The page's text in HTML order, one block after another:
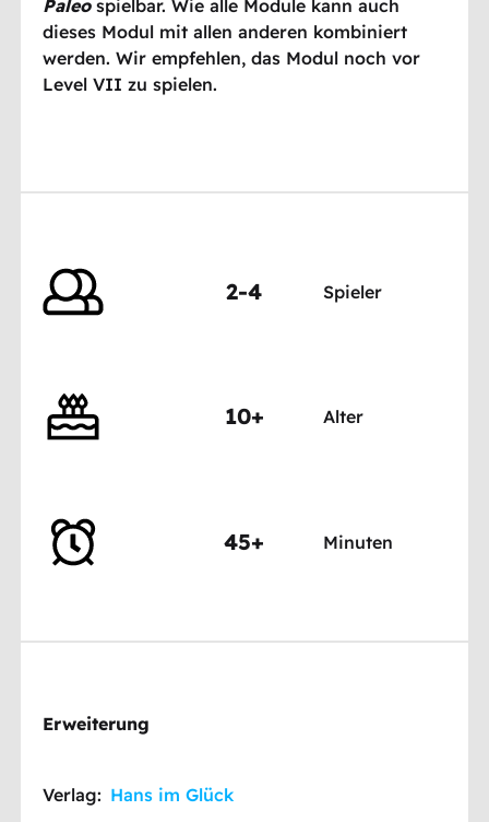
Paleospielbar. Wie alle Module kann auch
dieses Modul mit allen anderen kombiniert
werden. Wir empfehlen, das Modul noch vor
Level VII zu spielen.
2-4 Spieler
10+ Alter
45+ Minuten
Erweiterung
Verlag: Hans im Glück